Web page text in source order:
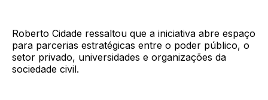
Roberto Cidade ressaltou que a iniciativa abre espaço
para parcerias estratégicas entre o poder público, o
setor privado, universidades e organizações da
sociedade civil.